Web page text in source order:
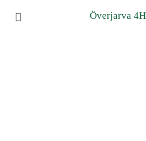
Överjarva